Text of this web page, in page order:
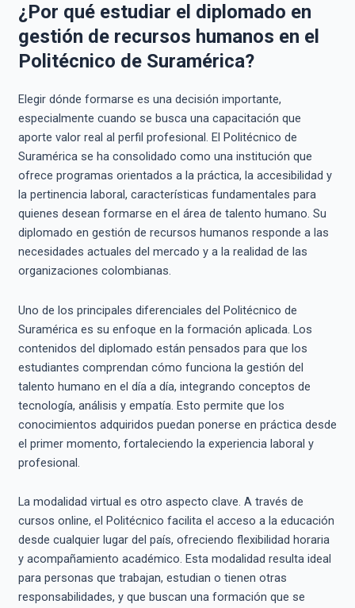
¿Por qué estudiar el diplomado en
gestión de recursos humanos en el
Politécnico de Suramérica?
Elegir dónde formarse es una decisión importante,
especialmente cuando se busca una capacitación que
aporte valor real al perfil profesional. El Politécnico de
Suramérica se ha consolidado como una institución que
ofrece programas orientados a la práctica, la accesibilidad y
la pertinencia laboral, características fundamentales para
quienes desean formarse en el área de talento humano. Su
diplomado en gestión de recursos humanos responde a las
necesidades actuales del mercado y a la realidad de las
organizaciones colombianas.
Uno de los principales diferenciales del Politécnico de
Suramérica es su enfoque en la formación aplicada. Los
contenidos del diplomado están pensados para que los
estudiantes comprendan cómo funciona la gestión del
talento humano en el día a día, integrando conceptos de
tecnología, análisis y empatía. Esto permite que los
conocimientos adquiridos puedan ponerse en práctica desde
el primer momento, fortaleciendo la experiencia laboral y
profesional.
La modalidad virtual es otro aspecto clave. A través de
cursos online, el Politécnico facilita el acceso a la educación
desde cualquier lugar del país, ofreciendo flexibilidad horaria
y acompañamiento académico. Esta modalidad resulta ideal
para personas que trabajan, estudian o tienen otras
responsabilidades, y que buscan una formación que se